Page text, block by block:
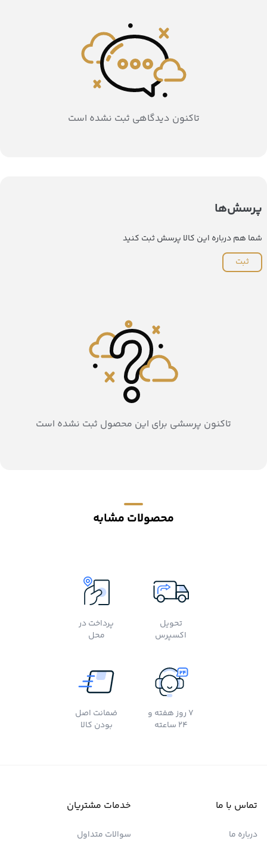
تاکنون دیدگاهی ثبت نشده است
پرسش‌ها
شما هم درباره این کالا پرسش ثبت کنید
ثبت
تاکنون پرسشی برای این محصول ثبت نشده است
محصولات مشابه
تحویل
اکسپرس
پرداخت در
محل
7 روز هفته و
24 ساعته
ضمانت اصل
بودن کالا
تماس با ما
درباره ما
خدمات مشتریان
سوالات متداول